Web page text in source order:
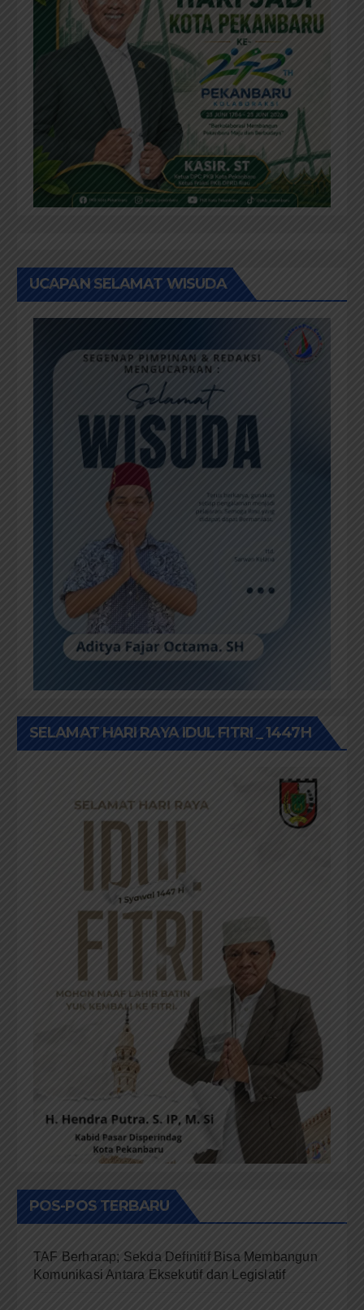
UCAPAN SELAMAT WISUDA
SELAMAT HARI RAYA IDUL FITRI _ 1447H
POS-POS TERBARU
TAF Berharap; Sekda Definitif Bisa Membangun
Komunikasi Antara Eksekutif dan Legislatif